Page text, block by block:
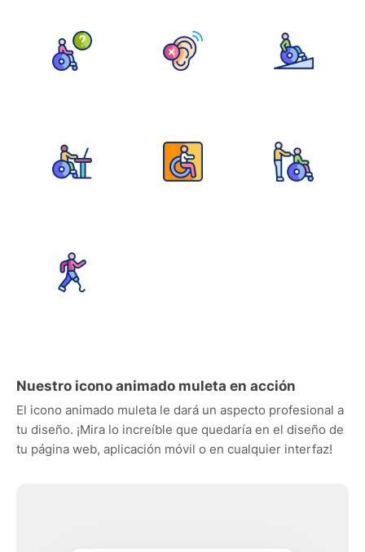
Nuestro icono animado muleta en acción
El icono animado muleta le dará un aspecto profesional a
tu diseño. ¡Mira lo increíble que quedaría en el diseño de
tu página web, aplicación móvil o en cualquier interfaz!